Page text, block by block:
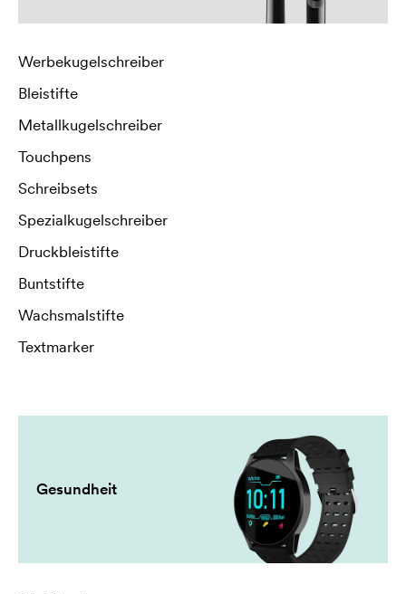
Werbekugelschreiber
Bleistifte
Metallkugelschreiber
Touchpens
Schreibsets
Spezialkugelschreiber
Druckbleistifte
Buntstifte
Wachsmalstifte
Textmarker
Gesundheit